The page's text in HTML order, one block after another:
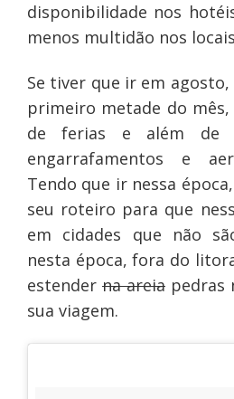
disponibilidade nos
menos multidão nos
Se tiver que ir em
primeiro metade do
de ferias e além de
engarrafamentos e
Tendo que ir nessa
seu roteiro para que
em cidades que não
nesta época, fora do
estender na areiapedras
sua viagem.